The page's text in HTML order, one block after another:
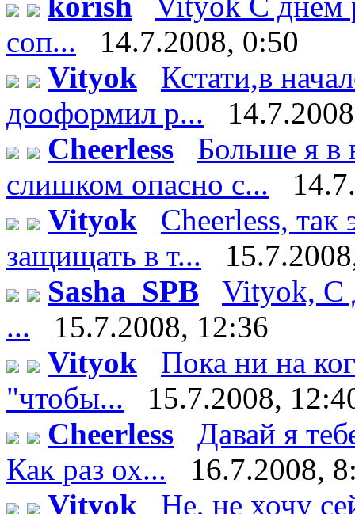
соп...
14.7.2008, 0:50
Vityok
Кстати,в
дооформил р...
Cheerless
Больше я в
слишком опасно с...
Vityok
Cheerless,
защищать в т...
Sasha_SPB
Vityok, С
...
15.7.2008, 12:36
Vityok
Пока ни на
"чтобы...
15.7.2008,
Cheerless
Давай я
Как раз ох...
16.7.2008,
Vityok
Не, не хочу